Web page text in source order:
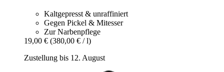
Kaltgepresst & unraffiniert
Gegen Pickel & Mitesser
Zur Narbenpflege
19,00 € (380,00 € / l)
Zustellung bis 12. August